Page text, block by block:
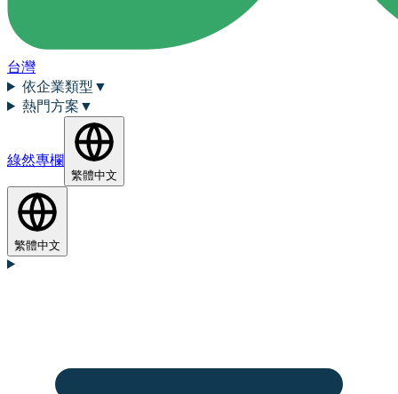
台灣
依企業類型 ▼
熱門方案 ▼
綠然專欄
繁體中文
繁體中文